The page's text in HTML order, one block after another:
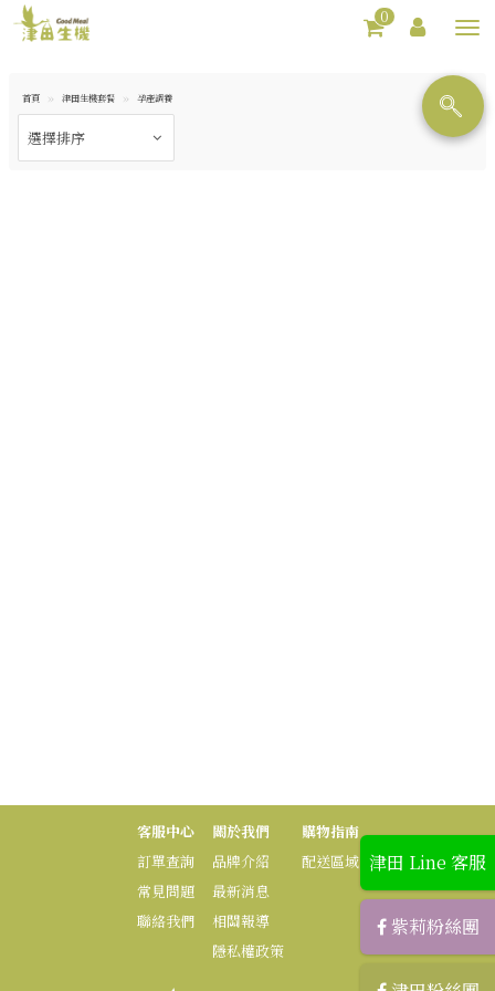
0
首頁 津田生機套餐 孕產調養
津田 Line 客服
紫莉粉絲團
客服中心
訂單查詢
常見問題
聯絡我們
關於我們
品牌介紹
最新消息
相關報導
隱私權政策
購物指南
配送區域